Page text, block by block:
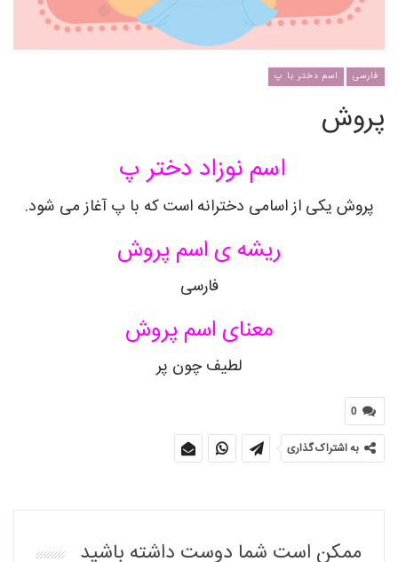
فارسی اسم دختر با پ
پروش
اسم نوزاد دختر پ
پروش یکی از اسامی دخترانه است که با پ آغاز می شود.
ریشه ی اسم پروش
فارسی
معنای اسم پروش
لطیف چون پر
0
به اشتراک گذاری
ممکن است شما دوست داشته باشید